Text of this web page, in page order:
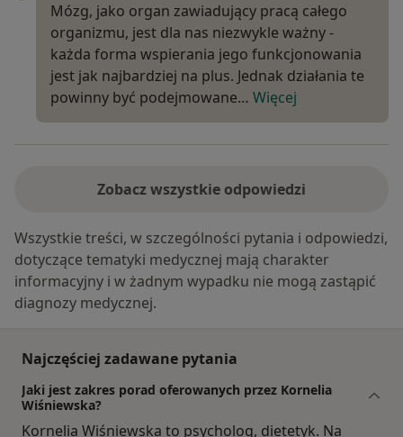
Mózg, jako organ zawiadujący pracą całego
organizmu, jest dla nas niezwykle ważny -
każda forma wspierania jego funkcjonowania
jest jak najbardziej na plus. Jednak działania te
powinny być podejmowane… Więcej
Zobacz wszystkie odpowiedzi
Wszystkie treści, w szczególności pytania i odpowiedzi,
dotyczące tematyki medycznej mają charakter
informacyjny i w żadnym wypadku nie mogą zastąpić
diagnozy medycznej.
Najczęściej zadawane pytania
Jaki jest zakres porad oferowanych przez Kornelia
Wiśniewska?
Kornelia Wiśniewska to psycholog, dietetyk. Na